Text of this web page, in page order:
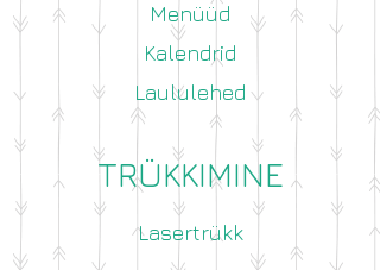
Menüüd
Kalendrid
Laululehed
TRÜKKIMINE
Lasertrükk